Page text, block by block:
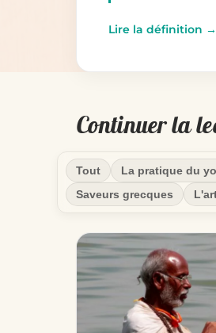
Lire la définition →
Continuer la
Tout La pratique du
Saveurs grecques